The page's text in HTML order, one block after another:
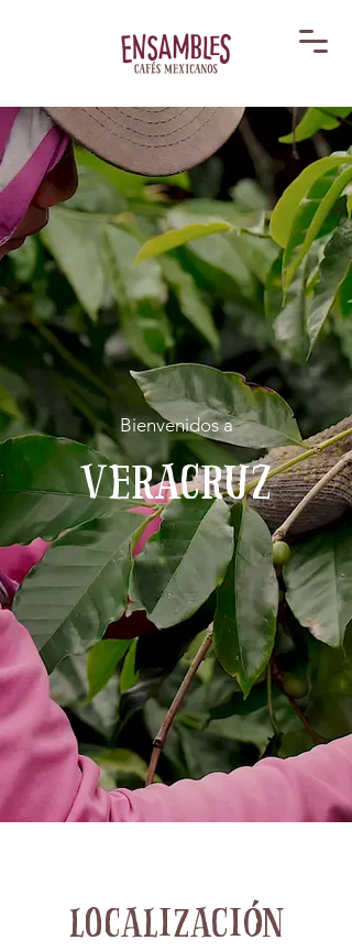
Bienvenidos a
veracruz
localización